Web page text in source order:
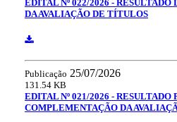
EDITAL Nº 022/2026 -
DA AVALIAÇÃO DE TÍTULOS
Publicação 25/07/2026
131.54 KB
EDITAL Nº 021/2026 -
COMPLEMENTAÇÃO DA